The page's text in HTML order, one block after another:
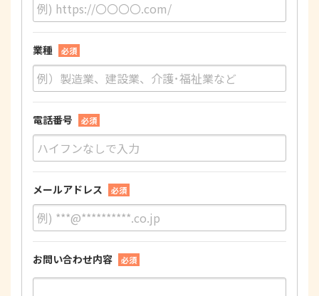
業種 必須
電話番号 必須
メールアドレス 必須
お問い合わせ内容 必須